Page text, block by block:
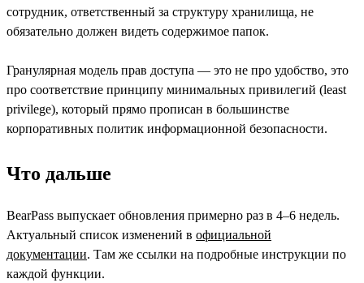
сотрудник, ответственный за структуру хранилища, не
обязательно должен видеть содержимое папок.
Гранулярная модель прав доступа — это не про удобство, это
про соответствие принципу минимальных привилегий (least
privilege), который прямо прописан в большинстве
корпоративных политик информационной безопасности.
Что дальше
BearPass выпускает обновления примерно раз в 4–6 недель.
Актуальный список изменений в официальной
документации. Там же ссылки на подробные инструкции по
каждой функции.